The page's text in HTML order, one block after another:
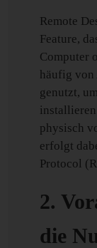
Remote
Feature,
Computer
häufig von
genutzt,
physisch
erfolgt
Protocol
2.
die